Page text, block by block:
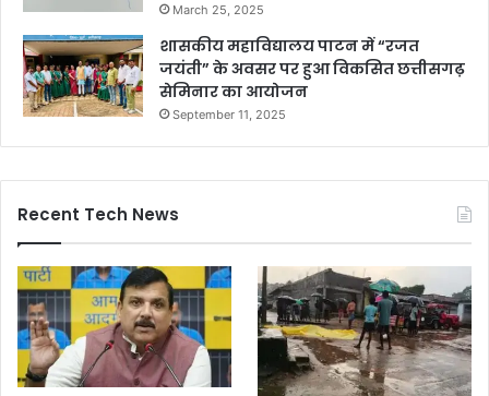
March 25, 2025
शासकीय महाविद्यालय पाटन में “रजत
जयंती” के अवसर पर हुआ विकसित छत्तीसगढ़
सेमिनार का आयोजन
September 11, 2025
Recent Tech News